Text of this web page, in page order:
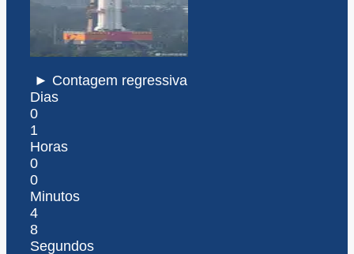
► Contagem regressiva
Dias
0
1
Horas
0
0
Minutos
4
8
Segundos